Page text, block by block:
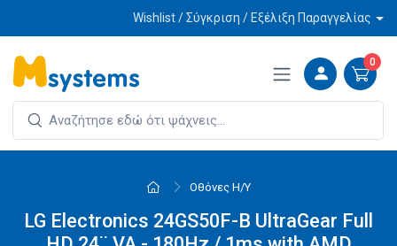
Wishlist / Σύγκριση / Εξέλιξη Παραγγελίας
0
Οθόνες Η/Υ
LG Electronics 24GS50F-B UltraGear Full